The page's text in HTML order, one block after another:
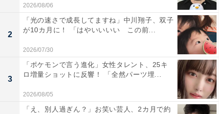
2026/08/06
2
「光の速さで成長してますね」中川翔子、双子
が10カ月に！ 「はやいいいい この前...
2026/07/30
3
「ポケモンで言う進化」女性タレント、25キ
ロ増量ショットに反響！ 「全然パーツ埋...
2026/08/05
「え、別人過ぎん？」お笑い芸人、2カ月で約